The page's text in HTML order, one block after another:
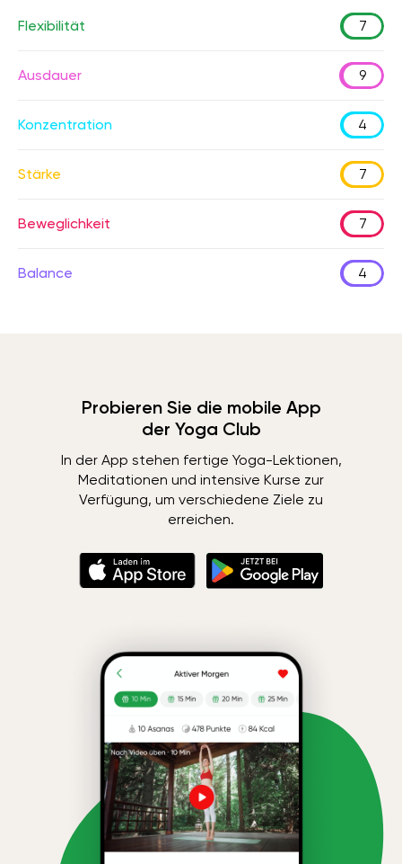
Flexibilität 7
Ausdauer 9
Konzentration 4
Stärke 7
Beweglichkeit 7
Balance 4
Probieren Sie die mobile App
der Yoga Club
In der App stehen fertige Yoga-Lektionen,
Meditationen und intensive Kurse zur
Verfügung, um verschiedene Ziele zu
erreichen.